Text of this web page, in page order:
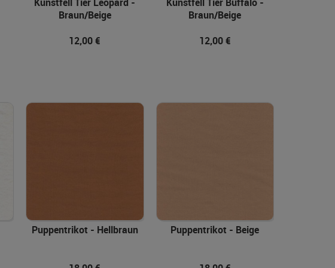
Braun/Beige
12,00 €
Braun/Beige
12,00 €
Puppentrikot - Hellbraun Puppentrikot - Beige